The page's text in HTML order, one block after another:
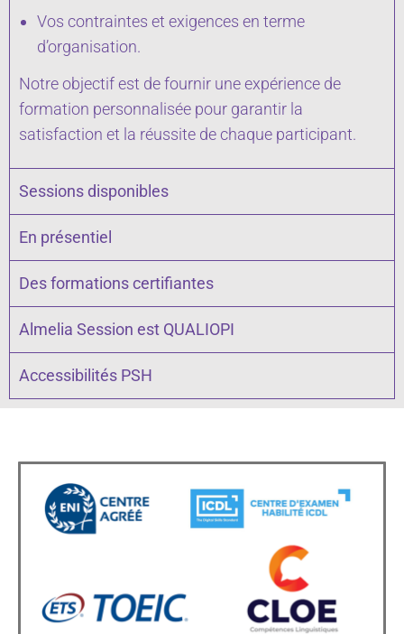
Vos contraintes et exigences en terme
d’organisation.
Notre objectif est de fournir une expérience de
formation personnalisée pour garantir la
satisfaction et la réussite de chaque participant.
Sessions disponibles
En présentiel
Des formations certifiantes
Almelia Session est QUALIOPI
Accessibilités PSH